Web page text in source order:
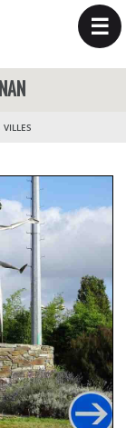
☰
VILLES